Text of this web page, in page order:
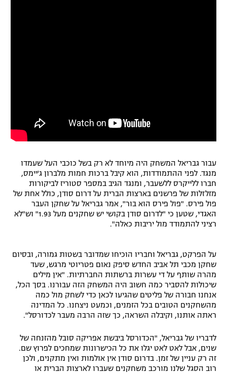
עבור גבריאל המשחק היה מיוחד לא רק בשל כוכבי העל שעמדו
מנגד. לפני ההתמודדות, הוא קיבל ברכות חמות מלברון ג'יימס,
חברו ללייקרס ללשעבר, ומנגד הגיב במספר סטוריז לביקורות
מזלזלות של פרשנים בארצות הברית על דרום סודן, כולל אחת של
פול פירס. "פול פירס הוא בור", אמר גבריאל על שחקן העבר
האגדי, שטען כי "לדרום סודן בקושי יש שחקנים מעל 1.93" וש"לא
רציני להתמודד מול יריבות כאלה".
על הפרקט, גבריאל וחבריו הוכיחו שמדובר בשטות גמורה, ובסיום
שחקן מכבי תל אביב החדש סיפק נאום פטריוטי מרגש, שעד
מהרה שותף על די עשרות ברשתות החברתיות. "אין מילים
שיכולות להסביר כמה חשוב היה המשחק הזה עבורנו. בסך הכל,
אנחנו חבורה של פליטים שהגיעו לכאן כדי לשחק מול כמה
מהשחקנים הטובים בכל הזמנים, וכמעט ניצחנו. כל המדינה
ראתה אותנו, וקיבלה השראה, כך שזה הרבה מעבר לכדורסל".
לדבריו של גבריאל, "הכדורסל ביבשת אפריקה סובל מהזנחה של
שנים, אבל לאט לאט יגלו את כל הכישרונות שמחכים לפרוץ שם.
זה רק עניין של זמן. בדרום סודן אין אולמות ואין מתקנים, ולכן
רוב הסגל שלנו מורכב משחקנים שעברו לארצות הברית או